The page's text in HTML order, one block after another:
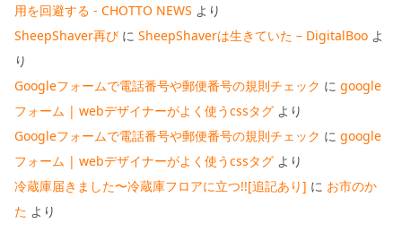
用を回避する - CHOTTO NEWS より
SheepShaver再び に SheepShaverは生きていた – DigitalBoo よ
り
Googleフォームで電話番号や郵便番号の規則チェック に google
フォーム | webデザイナーがよく使うcssタグ より
Googleフォームで電話番号や郵便番号の規則チェック に google
フォーム | webデザイナーがよく使うcssタグ より
冷蔵庫届きました〜冷蔵庫フロアに立つ!![追記あり] に お市のか
た より